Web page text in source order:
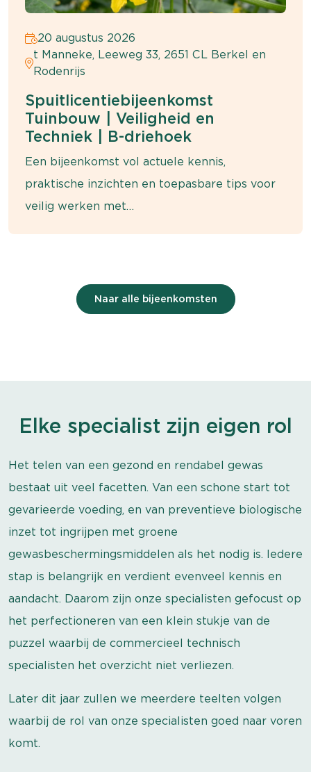
20 augustus 2026
t Manneke, Leeweg 33, 2651 CL Berkel en
Rodenrijs
Spuitlicentiebijeenkomst
Tuinbouw | Veiligheid en
Techniek | B-driehoek
Een bijeenkomst vol actuele kennis,
praktische inzichten en toepasbare tips voor
veilig werken met
Naar alle bijeenkomsten
Elke specialist zijn eigen rol
Het telen van een gezond en rendabel gewas
bestaat uit veel facetten. Van een schone start tot
gevarieerde voeding, en van preventieve biologische
inzet tot ingrijpen met groene
gewasbeschermingsmiddelen als het nodig is. Iedere
stap is belangrijk en verdient evenveel kennis en
aandacht. Daarom zijn onze specialisten gefocust op
het perfectioneren van een klein stukje van de
puzzel waarbij de commercieel technisch
specialisten het overzicht niet verliezen.
Later dit jaar zullen we meerdere teelten volgen
waarbij de rol van onze specialisten goed naar voren
komt.